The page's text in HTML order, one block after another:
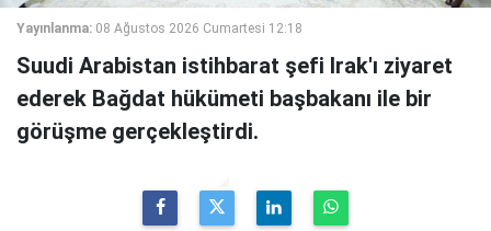
Yayınlanma: 08 Ağustos 2026 Cumartesi 12:18
Suudi Arabistan istihbarat şefi Irak'ı ziyaret
ederek Bağdat hükümeti başbakanı ile bir
görüşme gerçekleştirdi.